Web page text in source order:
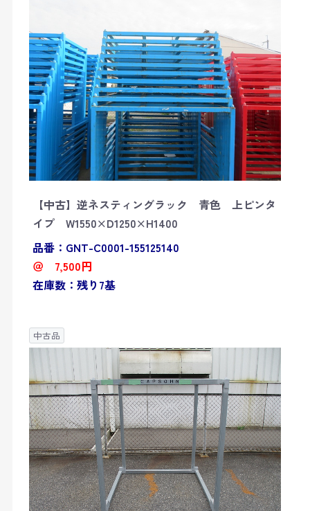
【中古】逆ネスティングラック 青色 上ピンタ
イプ W1550×D1250×H1400
品番：GNT-C0001-155125140
＠ 7,500円
在庫数：残り7基
中古品